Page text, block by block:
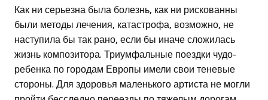
Как ни серьезна была болезнь, как ни рискованны
были методы лечения, катастрофа, возможно, не
наступила бы так рано, если бы иначе сложилась
жизнь композитора. Триумфальные поездки чудо-
ребенка по городам Европы имели свои теневые
стороны. Для здоровья маленького артиста не могли